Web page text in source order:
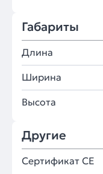
Габариты
Длина
Ширина
Высота
Другие
Сертификат CE